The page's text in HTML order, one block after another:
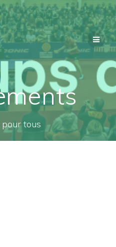
Passer
au
contenu
tous